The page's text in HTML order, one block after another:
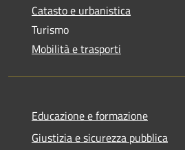
Catasto e urbanistica
Turismo
Mobilità e trasporti
Educazione e formazione
Giustizia e sicurezza pubblica